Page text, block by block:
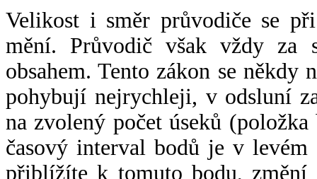
Velikost i směr průvodiče se
mění. Průvodič však vždy za
obsahem. Tento zákon se někdy
pohybují nejrychleji, v odsluní
na zvolený počet úseků
časový interval bodů je v
přiblížíte k tomuto bodu,